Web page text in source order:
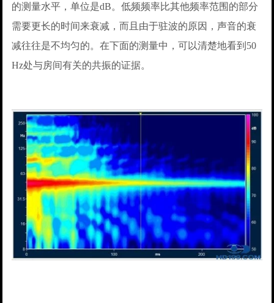
的测量水平，单位是dB。低频频率比其他频率范围的部分
需要更长的时间来衰减，而且由于驻波的原因，声音的衰
减往往是不均匀的。在下面的测量中，可以清楚地看到50
Hz处与房间有关的共振的证据。